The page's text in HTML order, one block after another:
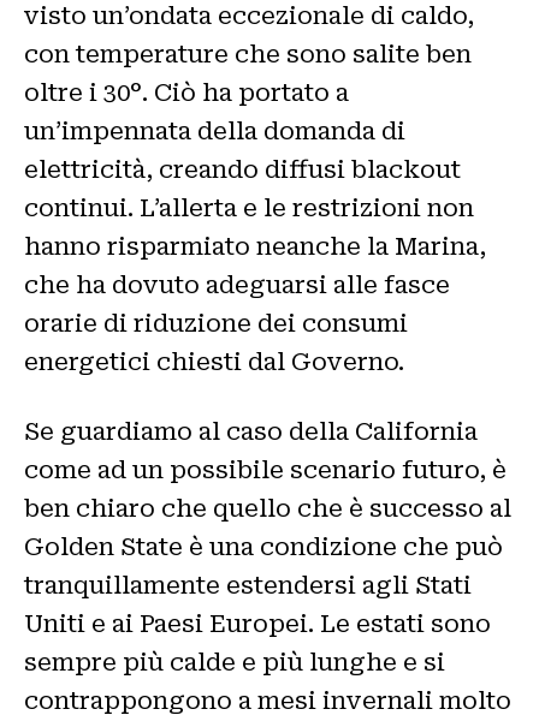
visto un’ondata eccezionale di caldo,
con temperature che sono salite ben
oltre i 30°. Ciò ha portato a
un’impennata della domanda di
elettricità, creando diffusi blackout
continui. L’allerta e le restrizioni non
hanno risparmiato neanche la Marina,
che ha dovuto adeguarsi alle fasce
orarie di riduzione dei consumi
energetici chiesti dal Governo.
Se guardiamo al caso della California
come ad un possibile scenario futuro, è
ben chiaro che quello che è successo al
Golden State è una condizione che può
tranquillamente estendersi agli Stati
Uniti e ai Paesi Europei. Le estati sono
sempre più calde e più lunghe e si
contrappongono a mesi invernali molto